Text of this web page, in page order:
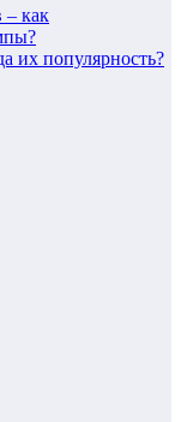
как
их популярность?